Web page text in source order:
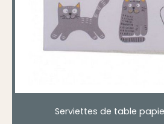
Serviettes de table